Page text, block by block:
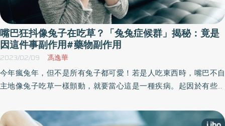
嘴巴狂抖像兔子在吃草？「兔兔症候群」揭秘：竟是
因這件事副作用#藥物副作用
2023/02/09 馮逸華
今年瘋兔年，但不是所有兔子都可愛！若是人吃東西時，嘴巴不自
主地像兔子吃草一樣顫動，就要當心這是一種疾病。起因於有些人
肉不正常顫動」的情形，被稱為兔兔症候群。